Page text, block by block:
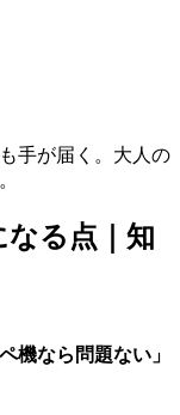
手が届く。大人の
る点｜知
機なら問題ない」